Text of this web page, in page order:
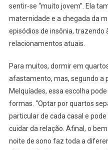
sentir-se “muito jovem”. Ela
maternidade e a chegada da
episódios de insônia,
relacionamentos atuais.
Para muitos, dormir em
afastamento, mas, segundo a
Melquíades, essa escolha
formas. “Optar por quartos
particular de cada casal e
cuidar da relação. Afinal, o
noite de sono faz toda a